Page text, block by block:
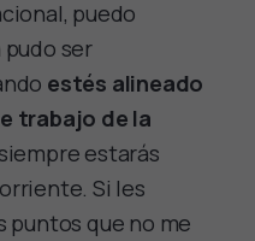
puedo
ser
estés alineado
trabajo de la
estarás
Si les
puntos que no me